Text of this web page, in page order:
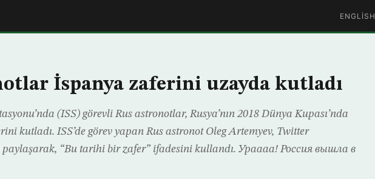
ENGLISH
İspanya zaferini uzayda kutladı
(ISS) görevli Rus astronotlar, Rusya’nın 2018 Dünya Kupası’nda
kutladı. ISS’de görev yapan Rus astronot Oleg Artemyev, Twitter
paylaşarak, “Bu tarihi bir zafer” ifadesini kullandı. Ураааа! Россия вышла в